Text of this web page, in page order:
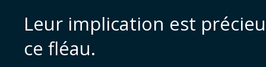
Leur implication est
ce fléau.